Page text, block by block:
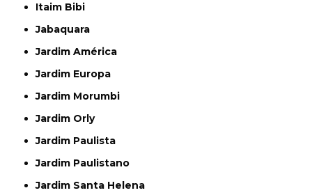
Itaim Bibi
Jabaquara
Jardim América
Jardim Europa
Jardim Morumbi
Jardim Orly
Jardim Paulista
Jardim Paulistano
Jardim Santa Helena